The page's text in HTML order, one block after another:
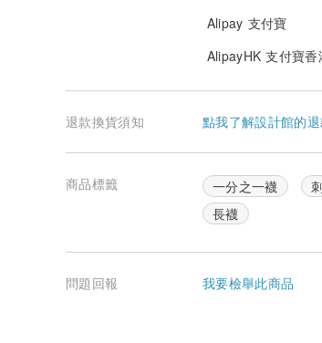
Alipay 支付寶
AlipayHK 支付寶香
退款換貨須知 點我了解設計館的
商品標籤 一分之一襪
長襪
問題回報 我要檢舉此商品